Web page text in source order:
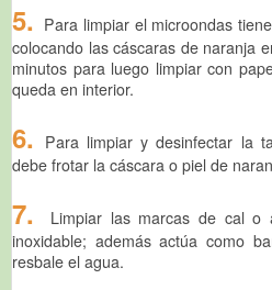
5. Para limpiar el microondas
colocando las cáscaras de naranja
minutos para luego limpiar con
queda en interior.
6. Para limpiar y desinfectar la
debe frotar la cáscara o piel de
7.
Limpiar las marcas de cal
inoxidable; además actúa como
resbale el agua.